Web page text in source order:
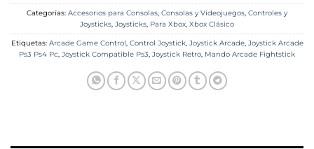
Categorías: Accesorios para Consolas, Consolas y Videojuegos, Controles y
Joysticks, Joysticks, Para Xbox, Xbox Clásico
Etiquetas: Arcade Game Control, Control Joystick, Joystick Arcade, Joystick Arcade
Ps3 Ps4 Pc, Joystick Compatible Ps3, Joystick Retro, Mando Arcade Fightstick